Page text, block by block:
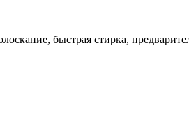
быстрая стирка,